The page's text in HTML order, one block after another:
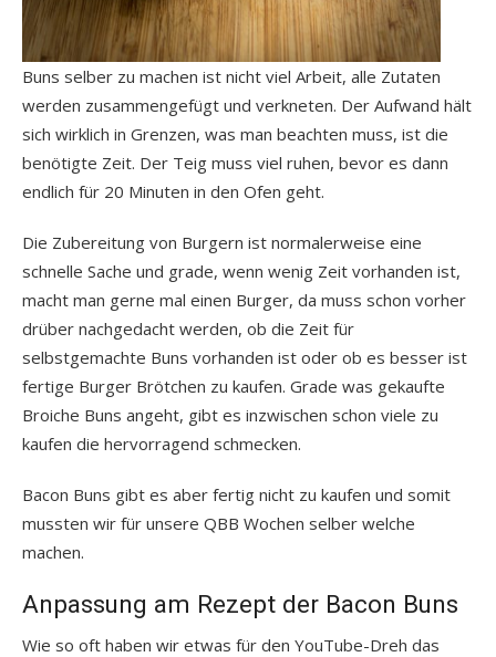
Buns selber zu machen ist nicht viel Arbeit, alle Zutaten
werden zusammengefügt und verkneten. Der Aufwand hält
sich wirklich in Grenzen, was man beachten muss, ist die
benötigte Zeit. Der Teig muss viel ruhen, bevor es dann
endlich für 20 Minuten in den Ofen geht.
Die Zubereitung von Burgern ist normalerweise eine
schnelle Sache und grade, wenn wenig Zeit vorhanden ist,
macht man gerne mal einen Burger, da muss schon vorher
drüber nachgedacht werden, ob die Zeit für
selbstgemachte Buns vorhanden ist oder ob es besser ist
fertige Burger Brötchen zu kaufen. Grade was gekaufte
Broiche Buns angeht, gibt es inzwischen schon viele zu
kaufen die hervorragend schmecken.
Bacon Buns gibt es aber fertig nicht zu kaufen und somit
mussten wir für unsere QBB Wochen selber welche
machen.
Anpassung am Rezept der Bacon Buns
Wie so oft haben wir etwas für den YouTube-Dreh das